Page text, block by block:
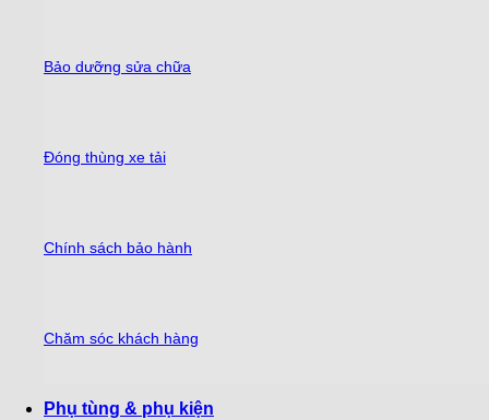
Bảo dưỡng sửa chữa
Đóng thùng xe tải
Chính sách bảo hành
Chăm sóc khách hàng
Phụ tùng & phụ kiện